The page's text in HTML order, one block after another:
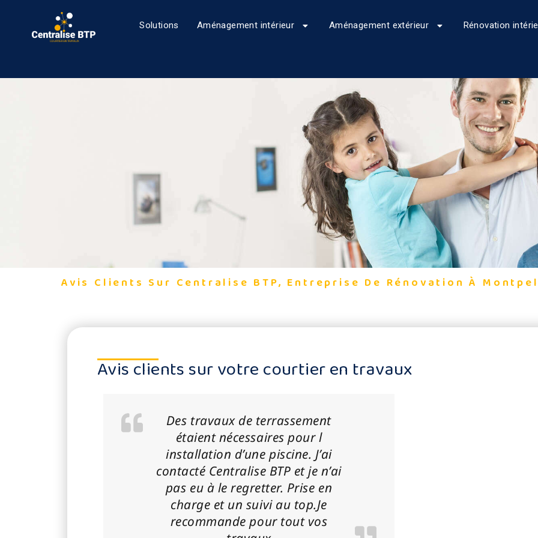
Solutions Aménagement intérieur Aménagement extérieur Rénovation
Avis Clients Sur Centralise BTP, Entreprise De Rénovation À
Avis clients sur votre courtier en travaux
Des travaux de terrassement
étaient nécessaires pour l
installation d’une piscine. J’ai
contacté Centralise BTP et je n’ai
pas eu à le regretter. Prise en
charge et un suivi au top.Je
recommande pour tout vos